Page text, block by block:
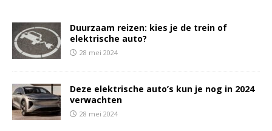
Duurzaam reizen: kies je de trein of
elektrische auto?
28 mei 2024
Deze elektrische auto’s kun je nog in 2024
verwachten
28 mei 2024